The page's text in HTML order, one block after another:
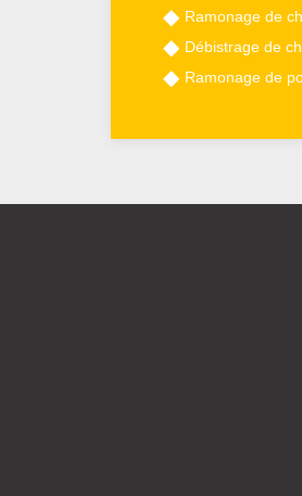
Ramonage de
Débistrage de
Ramonage de